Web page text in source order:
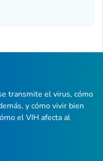
transmite el virus, cómo
y cómo vivir bien
el VIH afecta al